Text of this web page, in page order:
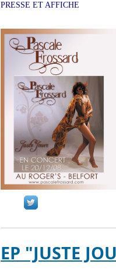
PRESSE ET AFFICHE
EP "JUSTE